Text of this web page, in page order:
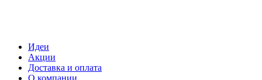
Идеи
Акции
Доставка и оплата